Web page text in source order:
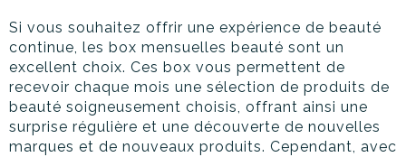
Si vous souhaitez offrir une expérience de beauté
continue, les box mensuelles beauté sont un
excellent choix. Ces box vous permettent de
recevoir chaque mois une sélection de produits de
beauté soigneusement choisis, offrant ainsi une
surprise régulière et une découverte de nouvelles
marques et de nouveaux produits. Cependant, avec